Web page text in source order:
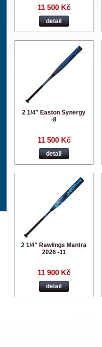
11 500 Kč
detail
2 1/4" Easton Synergy
-8
11 500 Kč
detail
2 1/4" Rawlings Mantra
2026 -11
11 900 Kč
detail